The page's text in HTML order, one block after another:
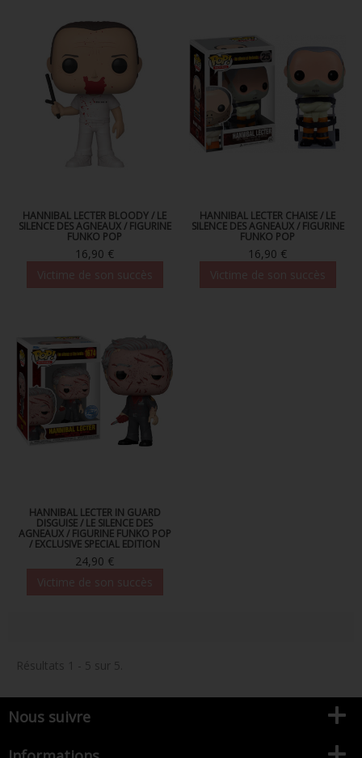
FIGURINE POP AD ICONS
FIGURINE POP ROYALS FAMILY
FIGURINE POP RETRO TOYS
FIGURINES POP AUTRES COMICS
FUNKO VINYL SODA
LOUNGEFLY
HANNIBAL LECTER BLOODY / LE
SILENCE DES AGNEAUX / FIGURINE
FUNKO POP
16,90 €
HANNIBAL LECTER CHAISE / LE
SILENCE DES AGNEAUX / FIGURINE
FUNKO POP
16,90 €
HANNIBAL LECTER IN GUARD
DISGUISE / LE SILENCE DES
AGNEAUX / FIGURINE FUNKO POP
/ EXCLUSIVE SPECIAL EDITION
24,90 €
Résultats 1 - 5 sur 5.
Nous suivre